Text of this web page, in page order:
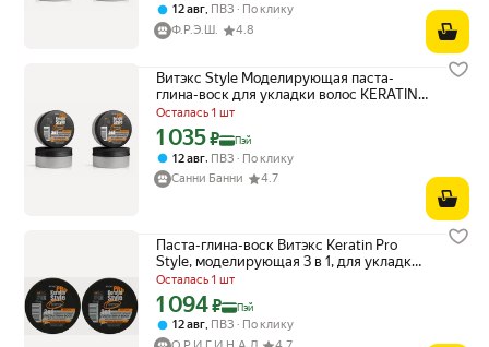
12 авг ПВЗ
По клику
Ф.Р.Э.Ш.
4.8
Витэкс Style Моделирующая паста-
глина-воск для укладки волос KERATIN
PRO 70г 2 шт
Осталась 1 шт
Цена с картой Яндекс Пэй 1035 ₽ вместо
1 035₽ Пэй
12 авг, ПВЗ
По клику
Санни Банни
4.7
Паста-глина-воск Витэкс Keratin Pro
Style, моделирующая 3 в 1, для укладки
волос, 70 гр, 2 шт.
Осталась 1 шт
Цена с картой Яндекс Пэй 1094 ₽ вместо
1 094₽ Пэй
12 авг, ПВЗ
По клику